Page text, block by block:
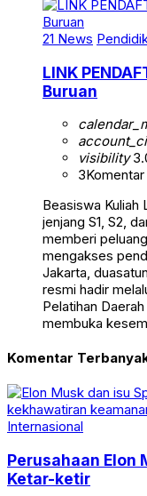
21 News
LINK
Buruan
visibility
3Komentar
Beasiswa Kuliah
jenjang S1, S2,
memberi
mengakses
Jakarta,
resmi hadir
Pelatihan
membuka
Komentar
Internasional
Perusahaan Elon
Ketar-ketir